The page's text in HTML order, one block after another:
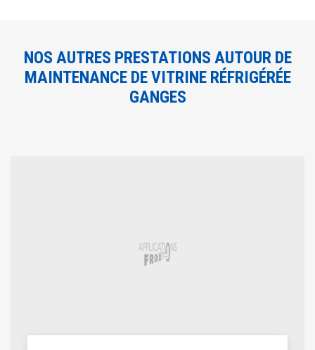
NOS AUTRES PRESTATIONS AUTOUR DE
MAINTENANCE DE VITRINE RÉFRIGÉRÉE
GANGES